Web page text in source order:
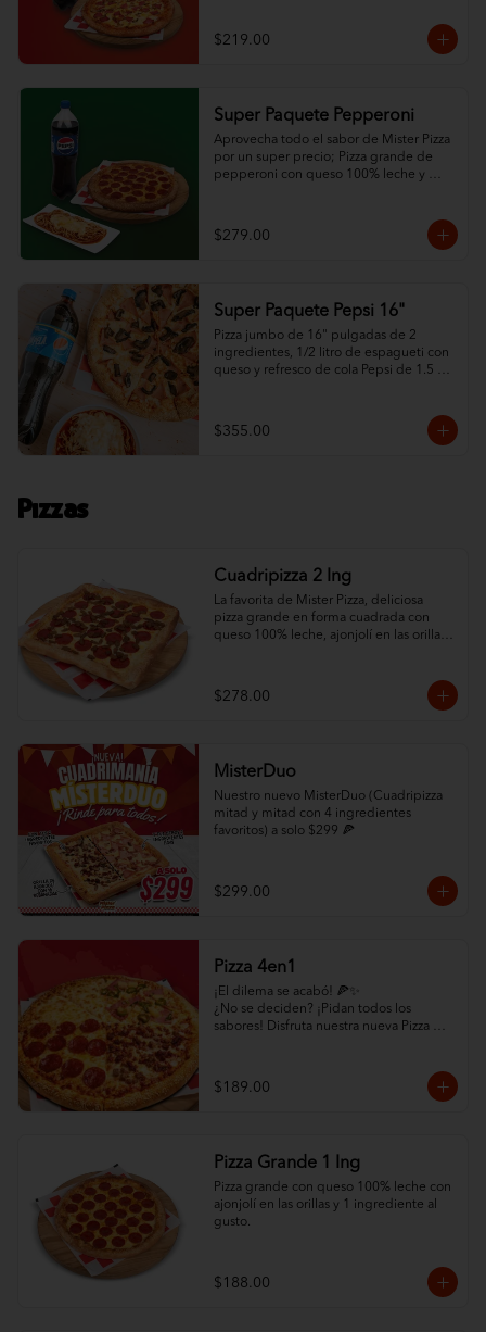
$219.00
Super Paquete Pepperoni
Aprovecha todo el sabor de Mister Pizza
por un super precio; Pizza grande de
pepperoni con queso 100% leche y
de 1.5 L.
$279.00
Super Paquete Pepsi 16"
Pizza jumbo de 16" pulgadas de 2
ingredientes, 1/2 litro de espagueti con
queso y refresco de cola Pepsi de 1.5
$355.00
Pizzas
Cuadripizza 2 Ing
La favorita de Mister Pizza, deliciosa
pizza grande en forma cuadrada con
queso 100% leche, ajonjolí en las orillas
$278.00
MisterDuo
Nuestro nuevo MisterDuo (Cuadripizza
mitad y mitad con 4 ingredientes
favoritos) a solo $299 🍕
$299.00
Pizza 4en1
¡El dilema se acabó! 🍕✨
¿No se deciden? ¡Pidan todos los
sabores! Disfruta nuestra nueva Pizza
mucho quesoo. ¡Variedad total por solo
$189!
$189.00
Pizza Grande 1 Ing
Pizza grande con queso 100% leche con
ajonjolí en las orillas y 1 ingrediente al
gusto.
$188.00